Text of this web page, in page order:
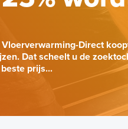
Vloerverwarming-Direct
Dat scheelt u de
prijs...